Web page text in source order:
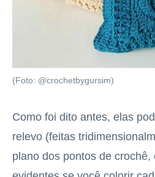
(Foto: @crochetbygursim)
Como foi dito antes, elas
relevo (feitas
plano dos pontos de crochê,